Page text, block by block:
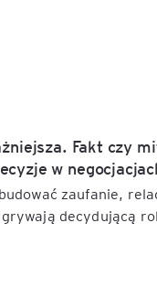
Fakt czy
w
zaufanie,
decydującą